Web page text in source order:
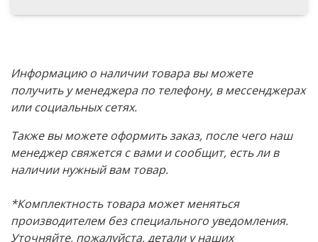
Информацию о наличии товара вы можете
получить у менеджера по телефону, в мессенджерах
или социальных сетях.
Также вы можете оформить заказ, после чего наш
менеджер свяжется с вами и сообщит, есть ли в
наличии нужный вам товар.
*Комплектность товара может меняться
производителем без специального уведомления.
Уточняйте, пожалуйста, детали у наших